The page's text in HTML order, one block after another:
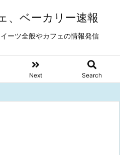
、ベーカリー速報
ーツ全般やカフェの情報発信
Next Search